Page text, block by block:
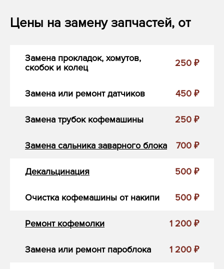
Цены на замену запчастей, от
Замена прокладок, хомутов,
скобок и колец
250 ₽
Замена или ремонт датчиков 450 ₽
Замена трубок кофемашины 250 ₽
Замена сальника заварного блока 700 ₽
Декальцинация 500 ₽
Очистка кофемашины от накипи 500 ₽
Ремонт кофемолки 1 200 ₽
Замена или ремонт пароблока 1 200 ₽